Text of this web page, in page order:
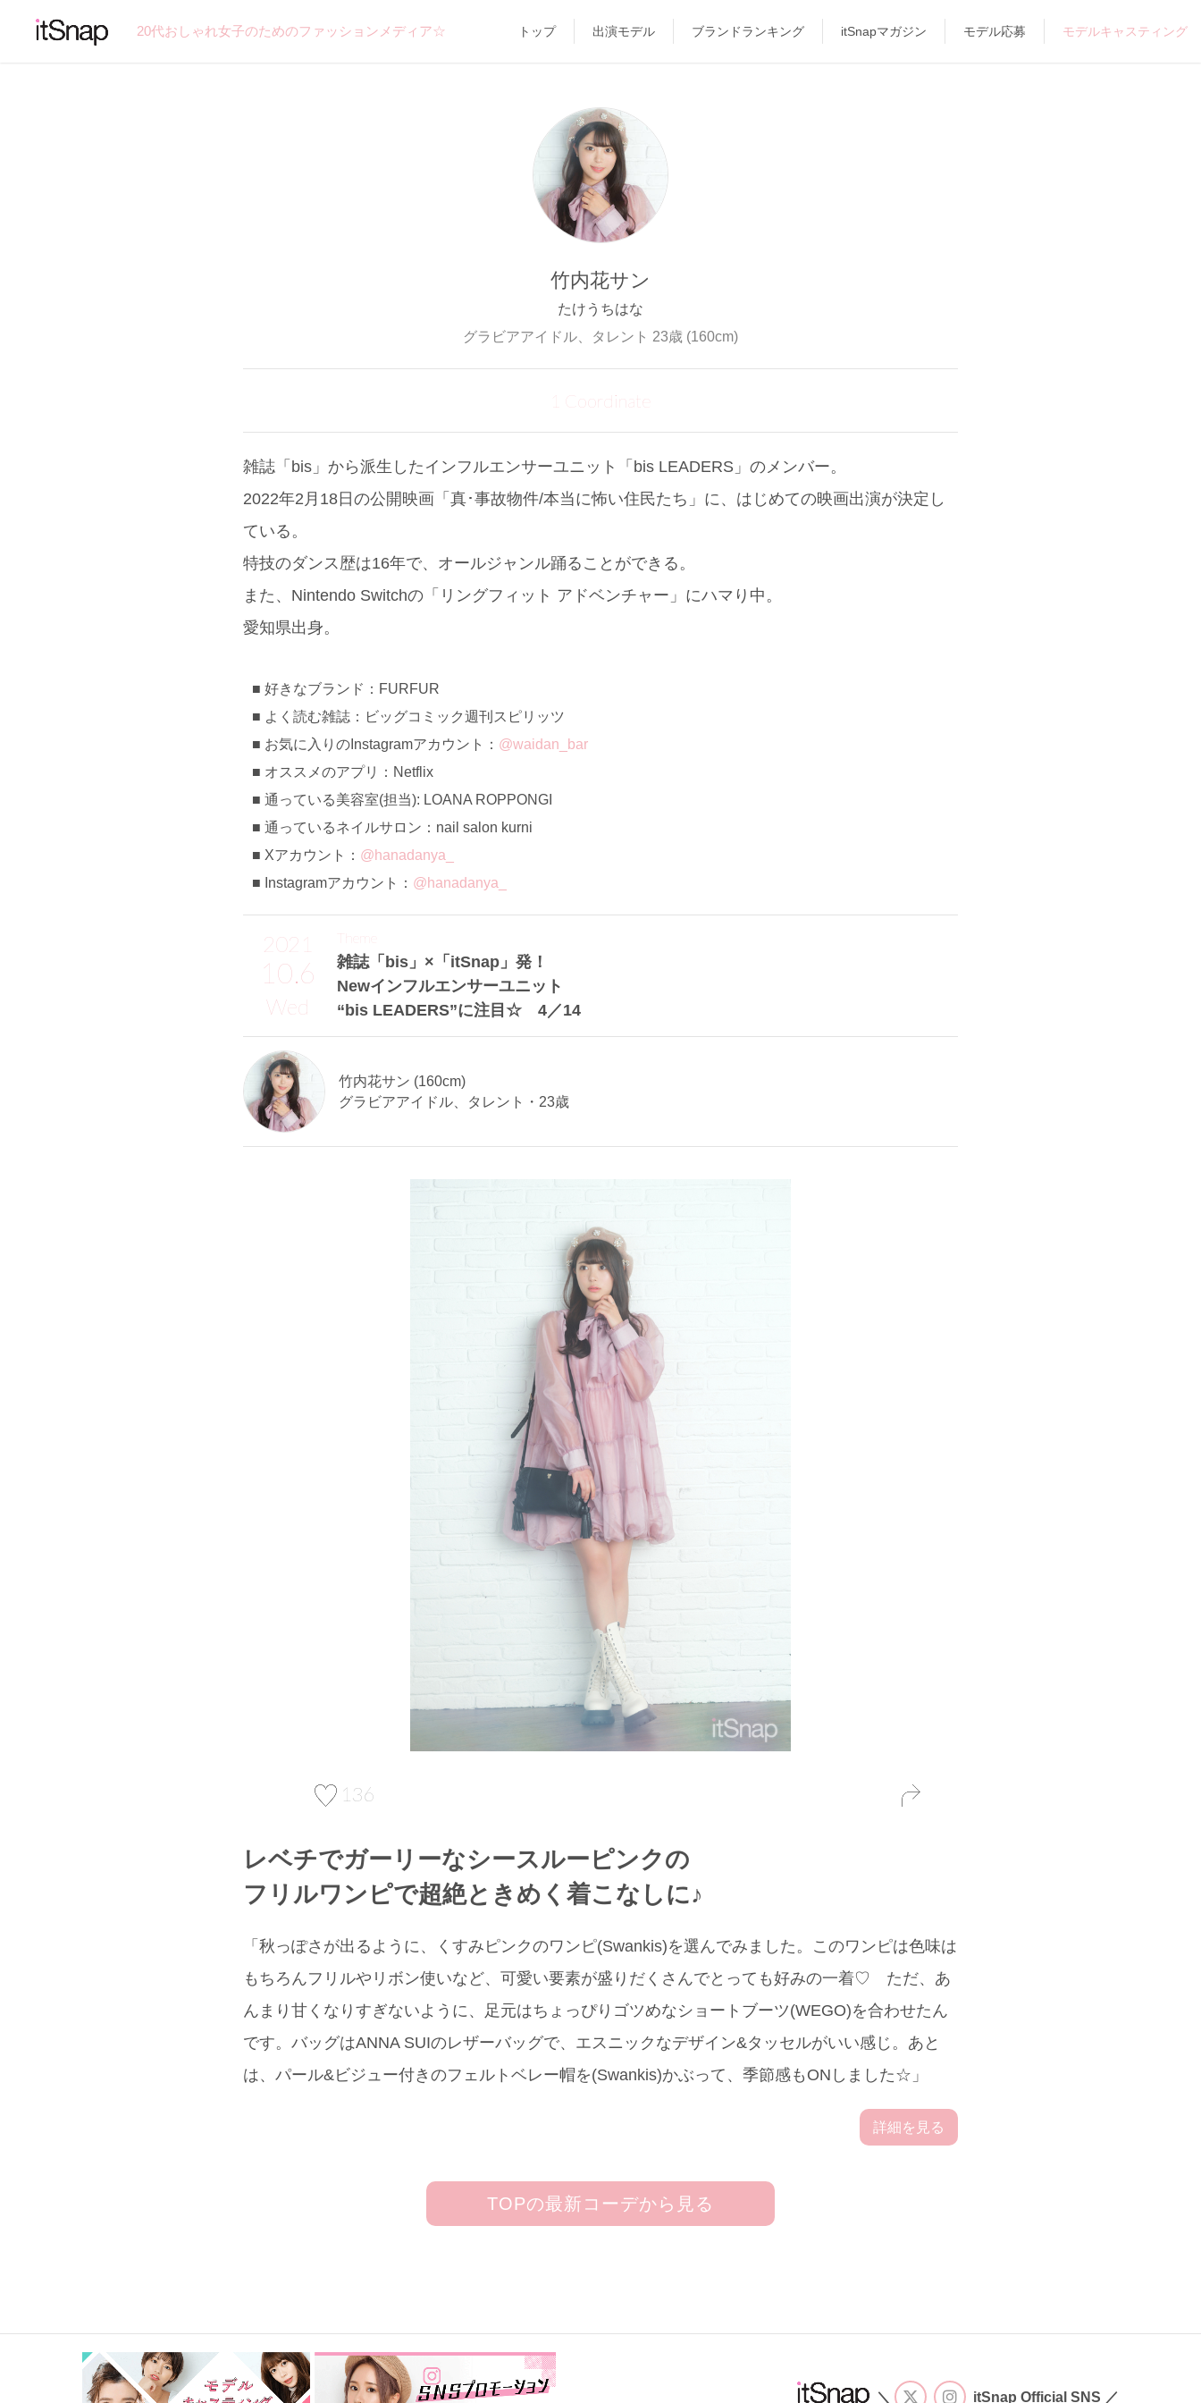
20代おしゃれ女子のためのファッションメディア☆ トップ 出演モデル ブランドランキング itSnapマガジン モデル応募 モデルキャスティング
竹内花サン
たけうちはな
グラビアアイドル、タレント 23歳 (160cm)
1 Coordinate
雑誌「bis」から派生したインフルエンサーユニット「bis LEADERS」のメンバー。
2022年2月18日の公開映画「真･事故物件/本当に怖い住民たち」に、はじめての映画出演が決定し
ている。
特技のダンス歴は16年で、オールジャンル踊ることができる。
また、Nintendo Switchの「リングフィット アドベンチャー」にハマり中。
愛知県出身。
好きなブランド：FURFUR
よく読む雑誌：ビッグコミック週刊スピリッツ
お気に入りのInstagramアカウント： @waidan_bar
オススメのアプリ：Netflix
通っている美容室(担当): LOANA ROPPONGI
通っているネイルサロン：nail salon kurni
Xアカウント： @hanadanya_
Instagramアカウント： @hanadanya_
2021
10.6
Wed
雑誌「bis」×「itSnap」発！
Newインフルエンサーユニット
“bis LEADERS”に注目☆ 4／14
Theme
竹内花サン (160cm)
グラビアアイドル、タレント・23歳
136
レベチでガーリーなシースルーピンクの
フリルワンピで超絶ときめく着こなしに♪
「秋っぽさが出るように、くすみピンクのワンピ(Swankis)を選んでみました。このワンピは色味は
もちろんフリルやリボン使いなど、可愛い要素が盛りだくさんでとっても好みの一着♡ ただ、あ
んまり甘くなりすぎないように、足元はちょっぴりゴツめなショートブーツ(WEGO)を合わせたん
です。バッグはANNA SUIのレザーバッグで、エスニックなデザイン&タッセルがいい感じ。あと
は、パール&ビジュー付きのフェルトベレー帽を(Swankis)かぶって、季節感もONしました☆」
詳細を見る
TOPの最新コーデから見る
＼ itSnap Official SNS ／